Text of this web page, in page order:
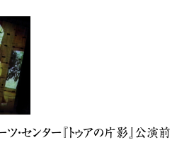
ツ・センター『トゥアの片影』公演前